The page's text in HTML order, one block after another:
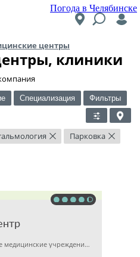
Погода в Челябинске
центры
клиники
Специализация Фильтры
× Парковка ×
Детская клиника, Прочие медицинские учреждения, Гинекология